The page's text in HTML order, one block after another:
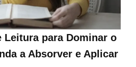
Leitura para Dominar o
a Absorver e Aplicar